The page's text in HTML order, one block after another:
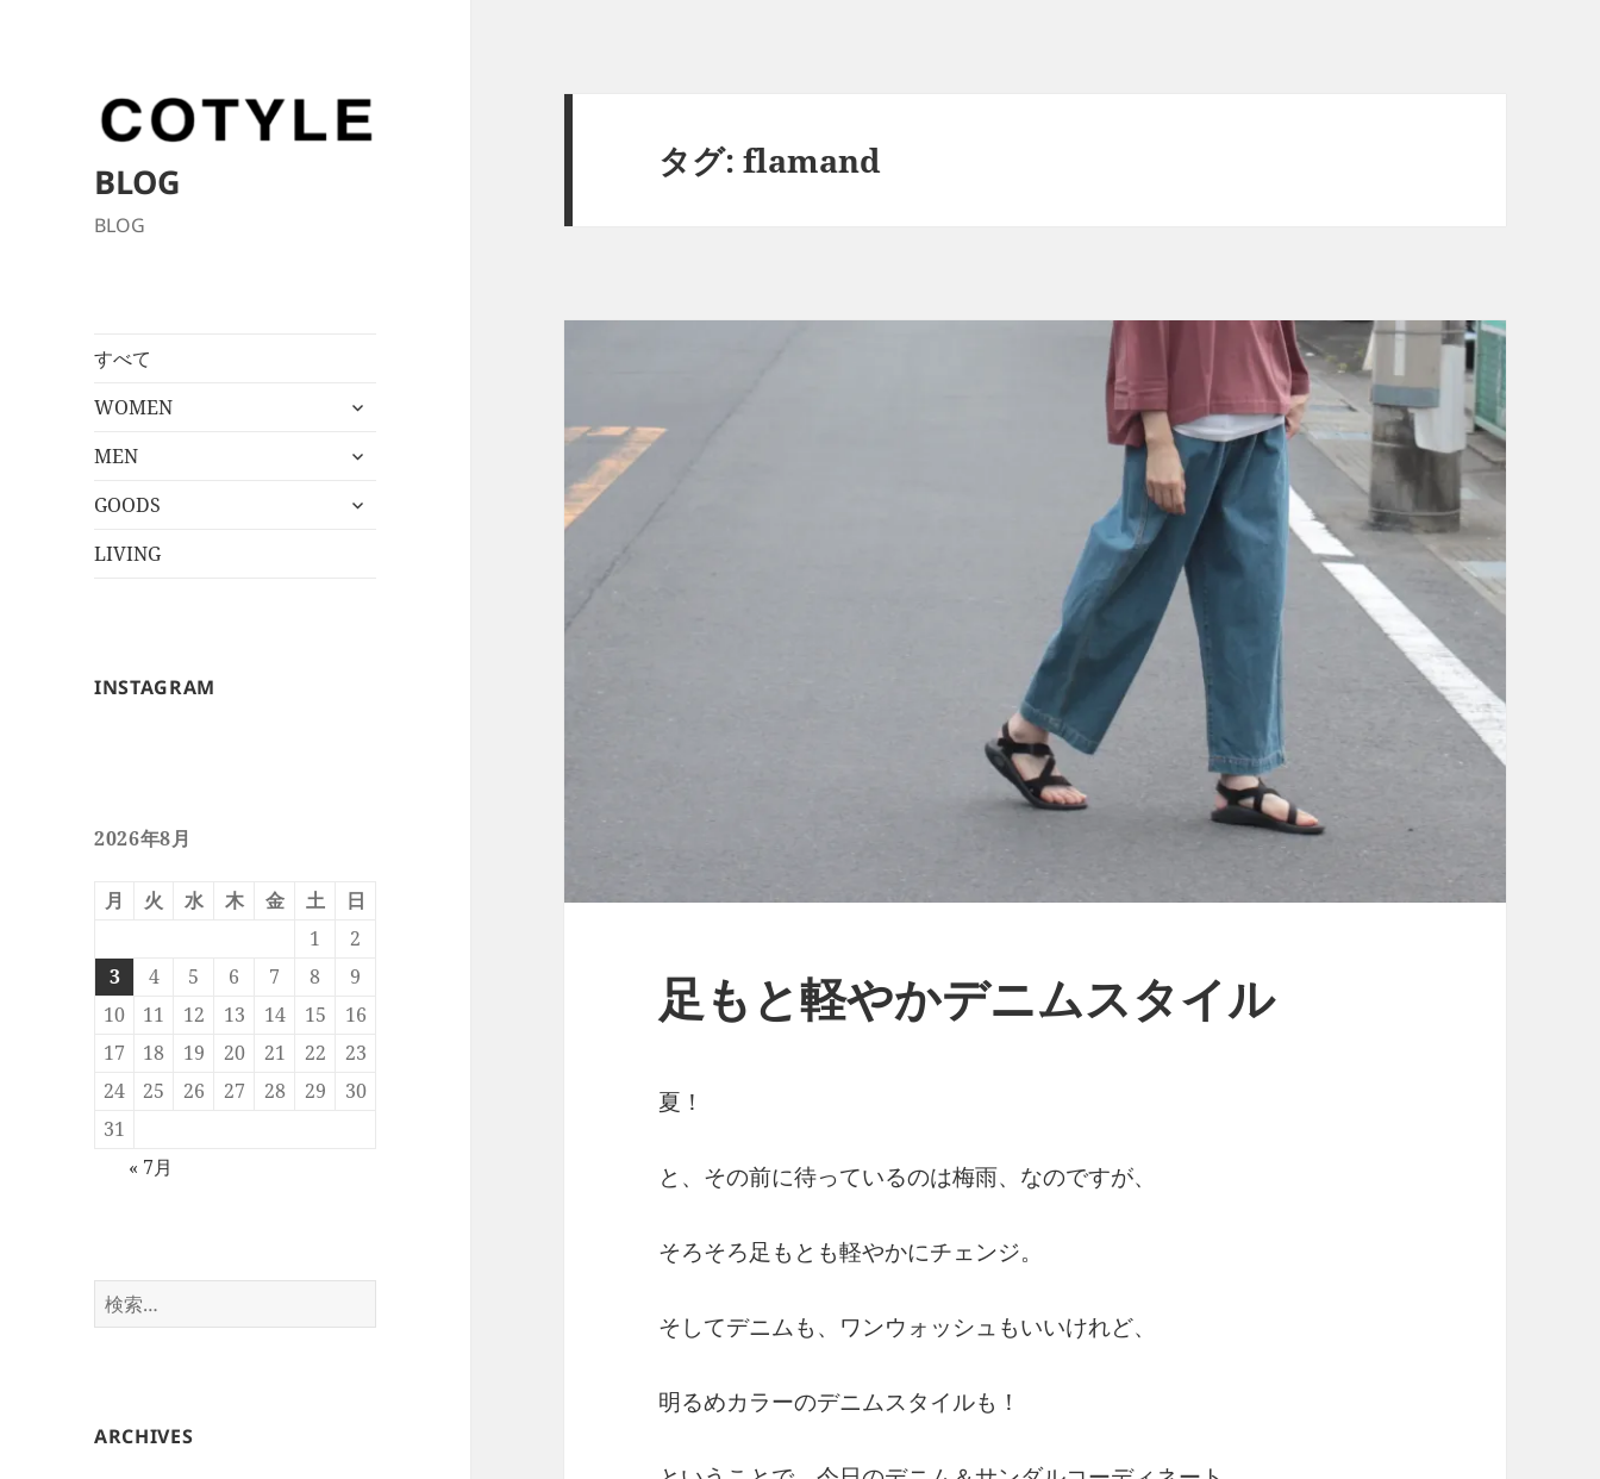
BLOG
BLOG
すべて
WOMEN
サ
メ
ュ
MEN
サ
メ
GOODS
サ
LIVING
INSTAGRAM
2026年8月
月 火 水 木 金 土
日
1
2
3
4 5 6 7 8
9
10
11 12 13 14 15
16
17
18 19 20 21 22
23
24
25 26 27 28 29
30
31
« 7月
検
索:
ARCHIVES
タグ:flamand
足もと軽やかデニムスタイル
夏！
と、その前に待っているのは梅雨、なのですが、
そろそろ足もとも軽やかにチェンジ。
そしてデニムも、ワンウォッシュもいいけれど、
明るめカラーのデニムスタイルも！